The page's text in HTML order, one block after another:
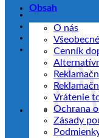
Obsah
O nás
Cenník
Vrátenie
Ochrana
Zásady